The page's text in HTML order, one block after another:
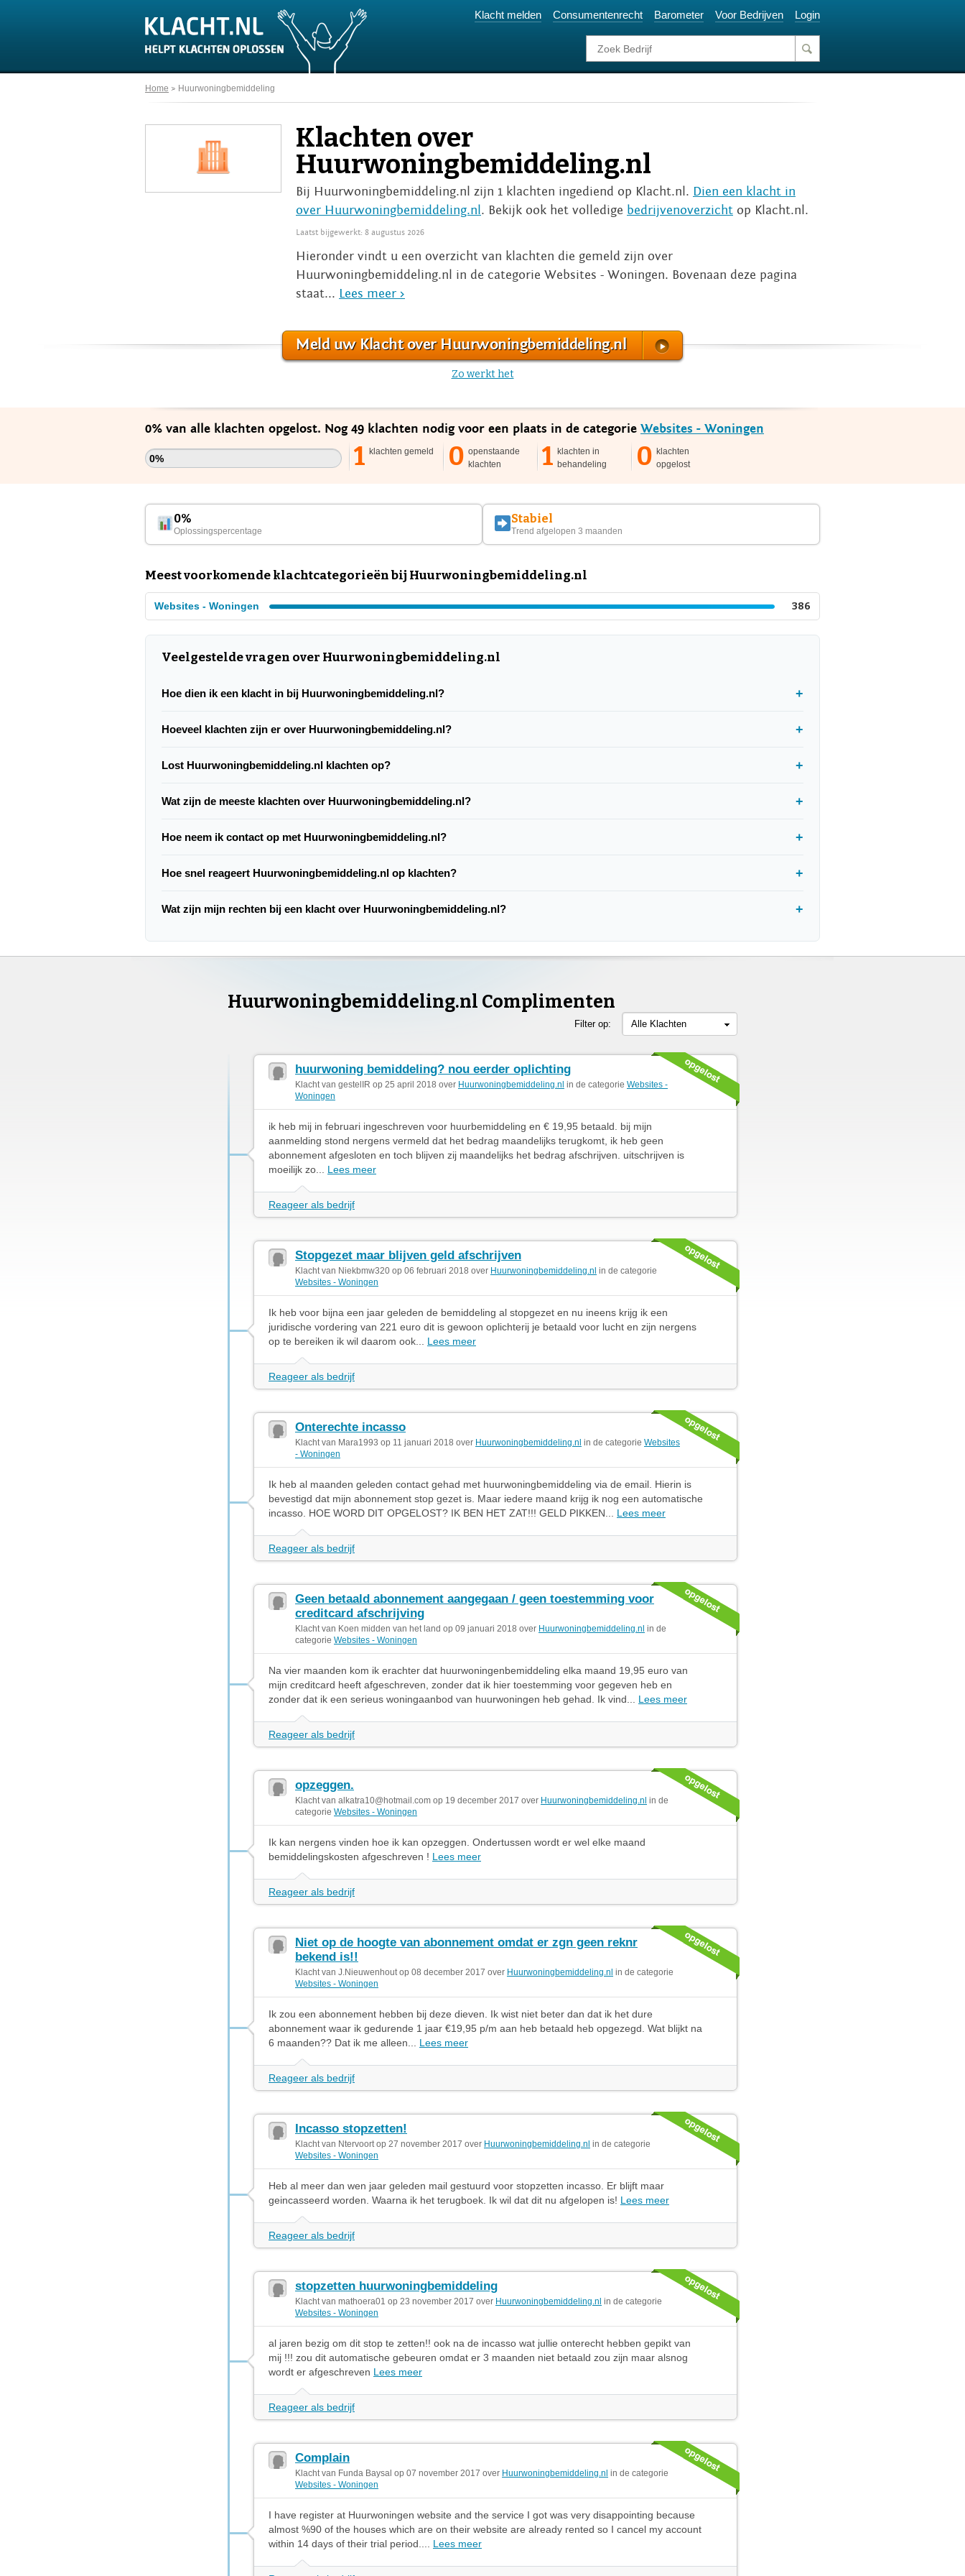
Klacht melden Consumentenrecht Barometer Voor Bedrijven Login
Home Huurwoningbemiddeling
Klachten over
Huurwoningbemiddeling.nl
Bij Huurwoningbemiddeling.nl zijn 1 klachten ingediend op Klacht.nl. Dien een klacht in
over Huurwoningbemiddeling.nl. Bekijk ook het volledige bedrijvenoverzicht op Klacht.nl.
Laatst bijgewerkt: 8 augustus 2026
Hieronder vindt u een overzicht van klachten die gemeld zijn over
Huurwoningbemiddeling.nl in de categorie Websites - Woningen. Bovenaan deze pagina
staat... Lees meer >
Meld uw Klacht over Huurwoningbemiddeling.nl
Zo werkt het
0% van alle klachten opgelost. Nog 49 klachten nodig voor een plaats in de categorie Websites - Woningen
0% 1 klachten gemeld 0 openstaande
klachten
1 klachten in
behandeling
0 klachten
opgelost
0%
Oplossingspercentage
Stabiel
Trend afgelopen 3 maanden
Meest voorkomende klachtcategorieën bij Huurwoningbemiddeling.nl
Websites - Woningen 386
Veelgestelde vragen over Huurwoningbemiddeling.nl
Hoe dien ik een klacht in bij Huurwoningbemiddeling.nl?
Hoeveel klachten zijn er over Huurwoningbemiddeling.nl?
Lost Huurwoningbemiddeling.nl klachten op?
Wat zijn de meeste klachten over Huurwoningbemiddeling.nl?
Hoe neem ik contact op met Huurwoningbemiddeling.nl?
Hoe snel reageert Huurwoningbemiddeling.nl op klachten?
Wat zijn mijn rechten bij een klacht over Huurwoningbemiddeling.nl?
Huurwoningbemiddeling.nl Complimenten
Filter op: Alle Klachten
huurwoning bemiddeling? nou eerder oplichting
Klacht van gestelIR op 25 april 2018 over Huurwoningbemiddeling.nl in de categorie Websites -
Woningen
ik heb mij in februari ingeschreven voor huurbemiddeling en € 19,95 betaald. bij mijn
aanmelding stond nergens vermeld dat het bedrag maandelijks terugkomt, ik heb geen
abonnement afgesloten en toch blijven zij maandelijks het bedrag afschrijven. uitschrijven is
moeilijk zo... Lees meer
Reageer als bedrijf
Stopgezet maar blijven geld afschrijven
Klacht van Niekbmw320 op 06 februari 2018 over Huurwoningbemiddeling.nl in de categorie
Websites - Woningen
Ik heb voor bijna een jaar geleden de bemiddeling al stopgezet en nu ineens krijg ik een
juridische vordering van 221 euro dit is gewoon oplichterij je betaald voor lucht en zijn nergens
op te bereiken ik wil daarom ook... Lees meer
Reageer als bedrijf
Onterechte incasso
Klacht van Mara1993 op 11 januari 2018 over Huurwoningbemiddeling.nl in de categorie Websites
- Woningen
Ik heb al maanden geleden contact gehad met huurwoningbemiddeling via de email. Hierin is
bevestigd dat mijn abonnement stop gezet is. Maar iedere maand krijg ik nog een automatische
incasso. HOE WORD DIT OPGELOST? IK BEN HET ZAT!!! GELD PIKKEN... Lees meer
Reageer als bedrijf
Geen betaald abonnement aangegaan / geen toestemming voor
creditcard afschrijving
Klacht van Koen midden van het land op 09 januari 2018 over Huurwoningbemiddeling.nl in de
categorie Websites - Woningen
Na vier maanden kom ik erachter dat huurwoningenbemiddeling elka maand 19,95 euro van
mijn creditcard heeft afgeschreven, zonder dat ik hier toestemming voor gegeven heb en
zonder dat ik een serieus woningaanbod van huurwoningen heb gehad. Ik vind... Lees meer
Reageer als bedrijf
opzeggen.
Klacht van alkatra10@hotmail.com op 19 december 2017 over Huurwoningbemiddeling.nl in de
categorie Websites - Woningen
Ik kan nergens vinden hoe ik kan opzeggen. Ondertussen wordt er wel elke maand
bemiddelingskosten afgeschreven ! Lees meer
Reageer als bedrijf
Niet op de hoogte van abonnement omdat er zgn geen reknr
bekend is!!
Klacht van J.Nieuwenhout op 08 december 2017 over Huurwoningbemiddeling.nl in de categorie
Websites - Woningen
Ik zou een abonnement hebben bij deze dieven. Ik wist niet beter dan dat ik het dure
abonnement waar ik gedurende 1 jaar €19,95 p/m aan heb betaald heb opgezegd. Wat blijkt na
6 maanden?? Dat ik me alleen... Lees meer
Reageer als bedrijf
Incasso stopzetten!
Klacht van Ntervoort op 27 november 2017 over Huurwoningbemiddeling.nl in de categorie
Websites - Woningen
Heb al meer dan wen jaar geleden mail gestuurd voor stopzetten incasso. Er blijft maar
geincasseerd worden. Waarna ik het terugboek. Ik wil dat dit nu afgelopen is! Lees meer
Reageer als bedrijf
stopzetten huurwoningbemiddeling
Klacht van mathoera01 op 23 november 2017 over Huurwoningbemiddeling.nl in de categorie
Websites - Woningen
al jaren bezig om dit stop te zetten!! ook na de incasso wat jullie onterecht hebben gepikt van
mij !!! zou dit automatische gebeuren omdat er 3 maanden niet betaald zou zijn maar alsnog
wordt er afgeschreven Lees meer
Reageer als bedrijf
Complain
Klacht van Funda Baysal op 07 november 2017 over Huurwoningbemiddeling.nl in de categorie
Websites - Woningen
I have register at Huurwoningen website and the service I got was very disappointing because
almost %90 of the houses which are on their website are already rented so I cancel my account
within 14 days of their trial period.... Lees meer